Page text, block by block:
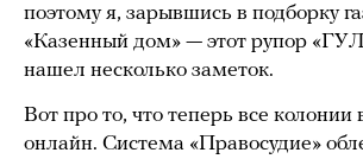
поэтому я, зарывшись в подборку
«Казенный дом» — этот рупор
нашел несколько заметок.
Вот про то, что теперь все
онлайн. Система «Правосудие»